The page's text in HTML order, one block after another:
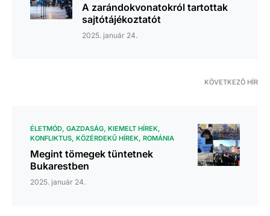
A zarándokvonatokról tartottak
sajtótájékoztatót
2025. január 24.
KÖVETKEZŐ HÍR
ÉLETMÓD GAZDASÁG KIEMELT HÍREK
KONFLIKTUS KÖZÉRDEKŰ HÍREK ROMÁNIA
Megint tömegek tüntetnek
Bukarestben
2025. január 24.